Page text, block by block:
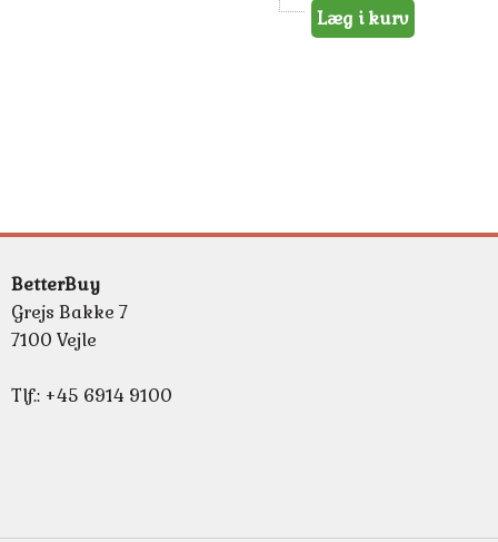
Læg i kurv
BetterBuy
Grejs Bakke 7
7100 Vejle
Tlf.: +45 6914 9100